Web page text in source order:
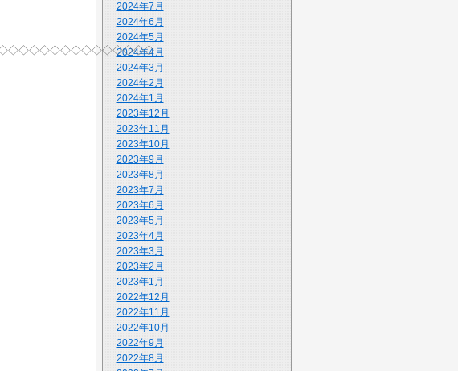
2024年7月
2024年6月
2024年5月
2024年4月
2024年3月
2024年2月
2024年1月
2023年12月
2023年11月
2023年10月
2023年9月
2023年8月
2023年7月
2023年6月
2023年5月
2023年4月
2023年3月
2023年2月
2023年1月
2022年12月
2022年11月
2022年10月
2022年9月
2022年8月